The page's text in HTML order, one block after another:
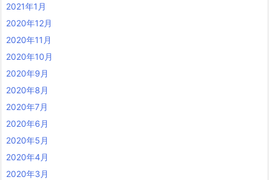
2021年1月
2020年12月
2020年11月
2020年10月
2020年9月
2020年8月
2020年7月
2020年6月
2020年5月
2020年4月
2020年3月